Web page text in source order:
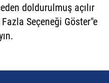
doldurulmuş açılır
Seçeneği Göster"e